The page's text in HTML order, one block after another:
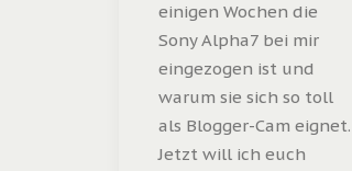
einigen Wochen die
Sony Alpha7 bei mir
eingezogen ist und
warum sie sich so toll
als Blogger-Cam eignet.
Jetzt will ich euch